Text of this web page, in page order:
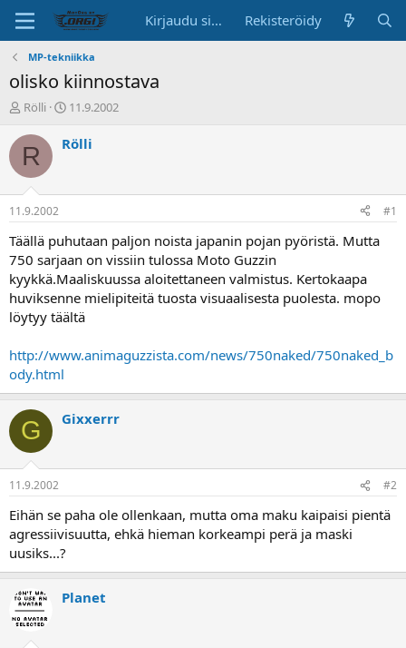
Kirjaudu sisään Rekisteröidy
MP-tekniikka
olisko kiinnostava
K
s
k
s
t
e
l
u
n
a
l
o
t
t
a
a
Rölli
A
o
p
ä
v
ä
11.9.2002
R Rölli
11.9.2002 #1
Täällä puhutaan paljon noista japanin pojan pyöristä. Mutta
750 sarjaan on vissiin tulossa Moto Guzzin
kyykkä.Maaliskuussa aloitettaneen valmistus. Kertokaapa
huviksenne mielipiteitä tuosta visuaalisesta puolesta. mopo
löytyy täältä
http://www.animaguzzista.com/news/750naked/750naked_b
ody.html
G Gixxerrr
11.9.2002 #2
Eihän se paha ole ollenkaan, mutta oma maku kaipaisi pientä
agressiivisuutta, ehkä hieman korkeampi perä ja maski
uusiks...?
Planet